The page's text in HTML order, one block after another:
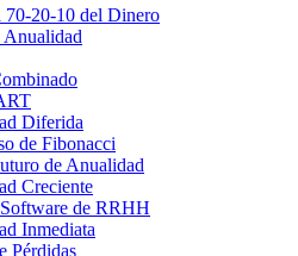
70-20-10 del Dinero
Anualidad
Diferida
de Fibonacci
de Anualidad
Creciente
de RRHH
Inmediata
Pérdidas